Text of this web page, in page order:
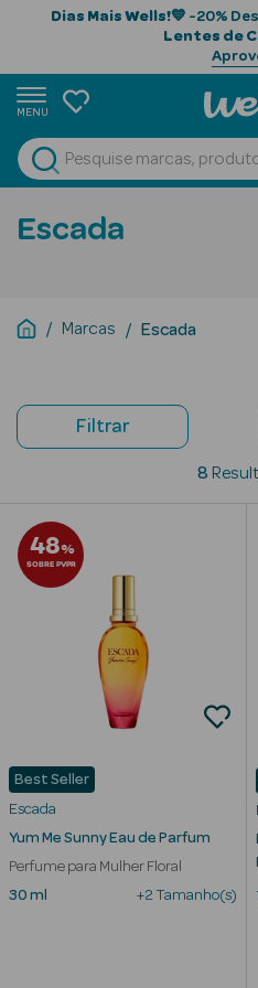
Dias Mais Wells!💙 -20%
Lentes de
MENU
Ver Tudo
Beauty Season
Beauty Season
Cuidados de
Cabelo
Beauty Season
Maquilhagem
Beauty Season
Luxo
Beauty Season
Nutricosmética
Beauty Season
Escada
Marcas Escada
Filtrar
8
48%
SOBRE PVPR
Best Seller
Escada
Yum Me Sunny Eau de Parfum
Perfume para Mulher Floral
30 ml
+2 Tamanho(s)